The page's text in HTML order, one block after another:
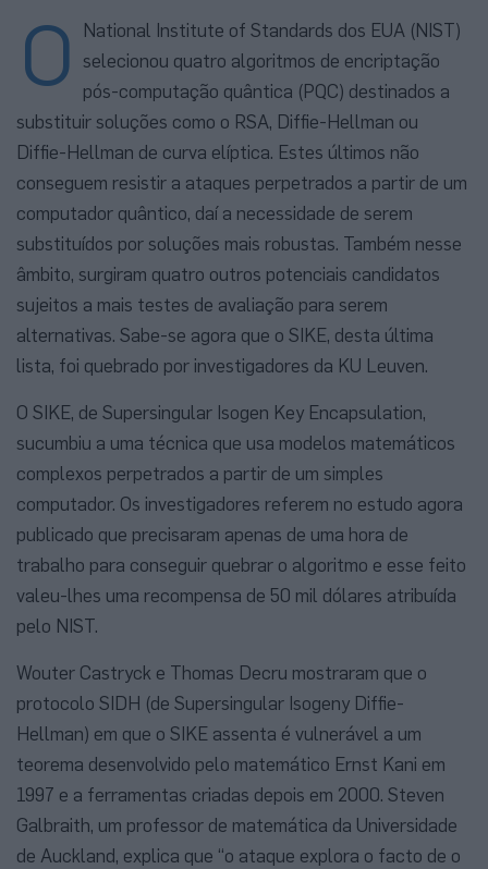
O
National Institute of Standards dos EUA (NIST)
selecionou quatro algoritmos de encriptação
pós-computação quântica (PQC) destinados a
substituir soluções como o RSA, Diffie-Hellman ou
Diffie-Hellman de curva elíptica. Estes últimos não
conseguem resistir a ataques perpetrados a partir de um
computador quântico, daí a necessidade de serem
substituídos por soluções mais robustas. Também nesse
âmbito, surgiram quatro outros potenciais candidatos
sujeitos a mais testes de avaliação para serem
alternativas. Sabe-se agora que o SIKE, desta última
lista, foi quebrado por investigadores da KU Leuven.
O SIKE, de Supersingular Isogen Key Encapsulation,
sucumbiu a uma técnica que usa modelos matemáticos
complexos perpetrados a partir de um simples
computador. Os investigadores referem no estudo agora
publicado que precisaram apenas de uma hora de
trabalho para conseguir quebrar o algoritmo e esse feito
valeu-lhes uma recompensa de 50 mil dólares atribuída
pelo NIST.
Wouter Castryck e Thomas Decru mostraram que o
protocolo SIDH (de Supersingular Isogeny Diffie-
Hellman) em que o SIKE assenta é vulnerável a um
teorema desenvolvido pelo matemático Ernst Kani em
1997 e a ferramentas criadas depois em 2000. Steven
Galbraith, um professor de matemática da Universidade
de Auckland, explica que “o ataque explora o facto de o